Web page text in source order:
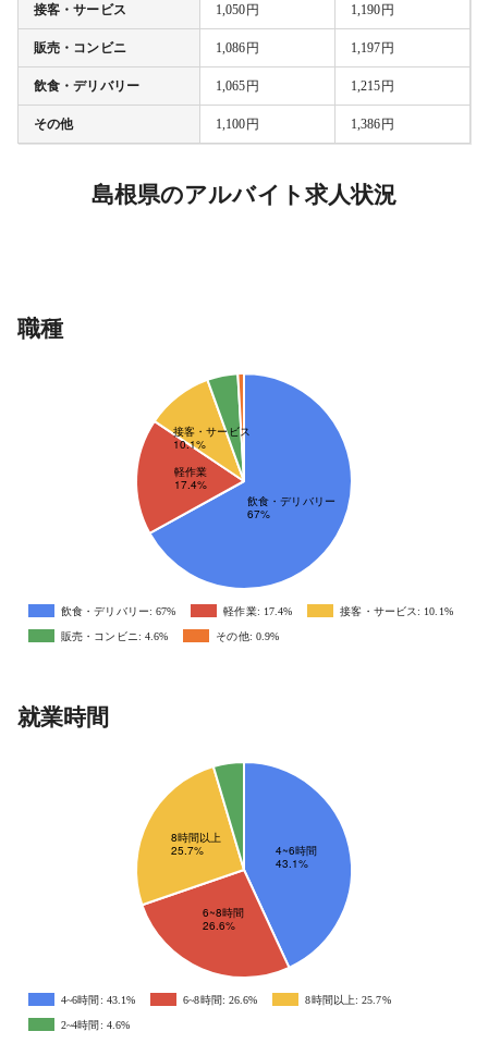
接客・サービス 1,050円 1,190円
販売・コンビニ 1,086円 1,197円
飲食・デリバリー 1,065円 1,215円
その他 1,100円 1,386円
島根県のアルバイト求人状況
職種
飲食・デリバリー: 67% 軽作業: 17.4% 接客・サービス: 10.1%
販売・コンビニ: 4.6% その他: 0.9%
就業時間
4~6時間: 43.1% 6~8時間: 26.6% 8時間以上: 25.7%
2~4時間: 4.6%